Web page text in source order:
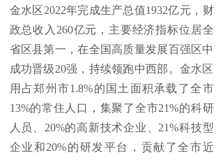
金水区2022年完成生产总值1932亿元，财
政总收入260亿元，主要经济指标位居全
省区县第一，在全国高质量发展百强区中
成功晋级20强，持续领跑中西部。金水区
用占郑州市1.8%的国土面积承载了全市
13%的常住人口，集聚了全市21%的科研
人员、20%的高新技术企业、21%科技型
企业和20%的研发平台，贡献了全市近